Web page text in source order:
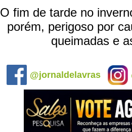
O fim de tarde no
porém, perigoso por
queimadas e
@jornaldelavras